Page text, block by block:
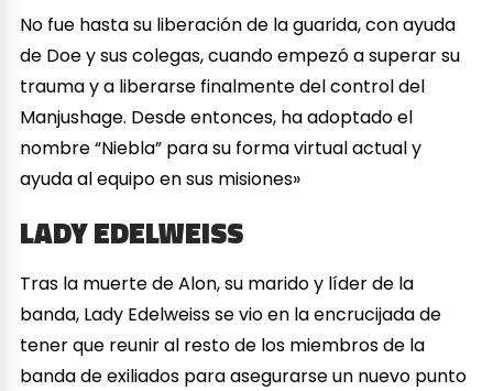
No fue hasta su liberación de la guarida, con ayuda
de Doe y sus colegas, cuando empezó a superar su
trauma y a liberarse finalmente del control del
Manjushage. Desde entonces, ha adoptado el
nombre “Niebla” para su forma virtual actual y
ayuda al equipo en sus misiones»
LADY EDELWEISS
Tras la muerte de Alon, su marido y líder de la
banda, Lady Edelweiss se vio en la encrucijada de
tener que reunir al resto de los miembros de la
banda de exiliados para asegurarse un nuevo punto